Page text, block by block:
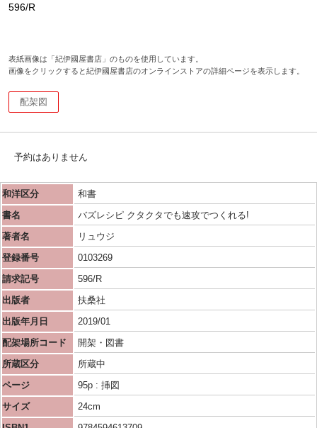
596/R
表紙画像は「紀伊國屋書店」のものを使用しています。
画像をクリックすると紀伊國屋書店のオンラインストアの詳細ページを表示します。
配架図
予約はありません
和洋区分
和書
書名
バズレシピ クタクタでも速攻でつくれる!
著者名
リュウジ
登録番号
0103269
請求記号
596/R
出版者
扶桑社
出版年月日
2019/01
配架場所コード
開架・図書
所蔵区分
所蔵中
ページ
95p : 挿図
サイズ
24cm